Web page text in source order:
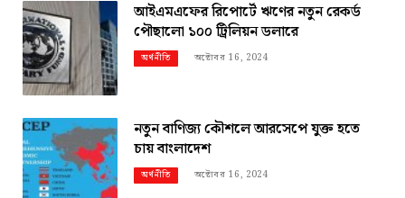
আইএমএফের রিপোর্টে ঋণের নতুন রেকর্ড
পৌছালো ১০০ ট্রিলিয়ন ডলারে
অর্থনীতি অক্টোবর 16, 2024
নতুন বাণিজ্য কৌশলে আরসেপে যুক্ত হতে
চায় বাংলাদেশ
অর্থনীতি অক্টোবর 16, 2024